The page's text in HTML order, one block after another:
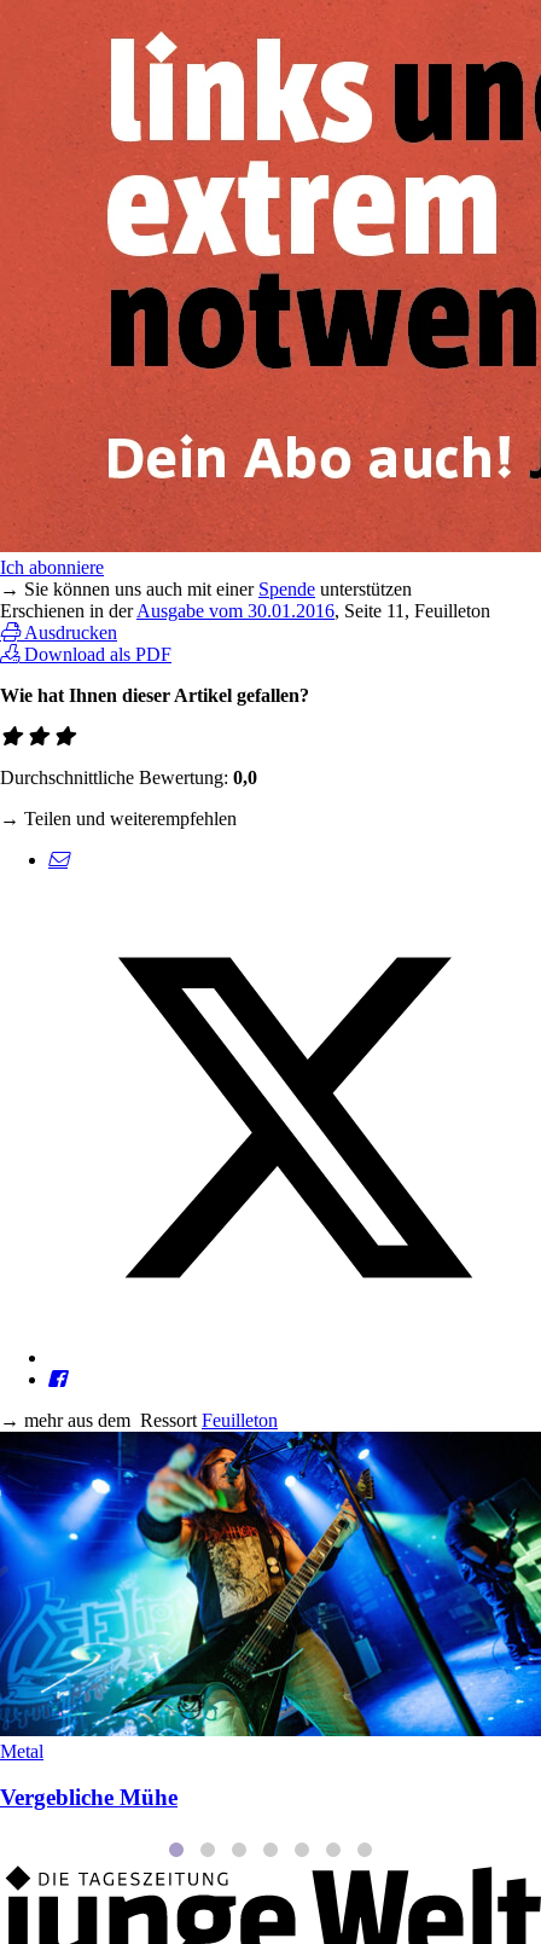
Ich abonniere
→ Sie können uns auch mit einer Spende unterstützen
Erschienen in derAusgabe vom 30.01.2016, Seite 11, Feuilleton
Ausdrucken
Download als PDF
Wie hat Ihnen dieser Artikel gefallen?
Durchschnittliche Bewertung: 0,0
→ Teilen und weiterempfehlen
→ mehr aus dem Ressort Feuilleton
Metal
Vergebliche Mühe